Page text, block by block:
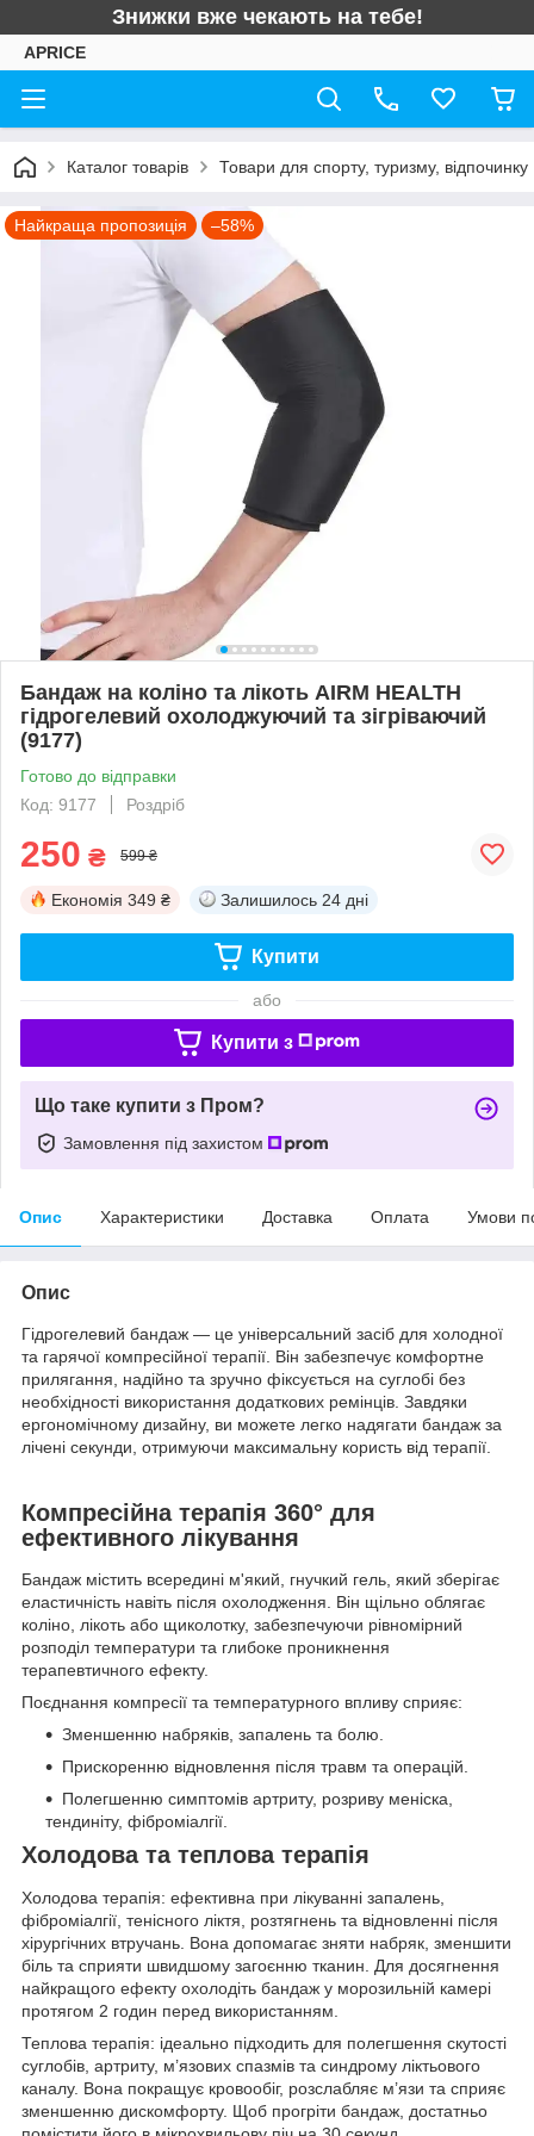
Знижки вже чекають на тебе!
APRICE
Каталог товарів Товари для спорту, туризму, відпочинку
Найкраща пропозиція –58%
Бандаж на коліно та лікоть AIRM HEALTH
гідрогелевий охолоджуючий та зігріваючий
(9177)
Готово до відправки
Код: 9177
Роздріб
250 ₴ 599 ₴
Економія 349 ₴ Залишилось 24 дні
Купити
або
Купити з
Що таке купити з Пром?
Замовлення під захистом
Опис Характеристики Доставка Оплата Умови
Опис
Гідрогелевий бандаж — це універсальний засіб для холодної
та гарячої компресійної терапії. Він забезпечує комфортне
прилягання, надійно та зручно фіксується на суглобі без
необхідності використання додаткових ремінців. Завдяки
ергономічному дизайну, ви можете легко надягати бандаж за
лічені секунди, отримуючи максимальну користь від терапії.
Компресійна терапія 360° для
ефективного лікування
Бандаж містить всередині м'який, гнучкий гель, який зберігає
еластичність навіть після охолодження. Він щільно облягає
коліно, лікоть або щиколотку, забезпечуючи рівномірний
розподіл температури та глибоке проникнення
терапевтичного ефекту.
Поєднання компресії та температурного впливу сприяє:
Зменшенню набряків, запалень та болю.
Прискоренню відновлення після травм та операцій.
Полегшенню симптомів артриту, розриву меніска,
тендиніту, фіброміалгії.
Холодова та теплова терапія
Холодова терапія: ефективна при лікуванні запалень,
фіброміалгії, тенісного ліктя, розтягнень та відновленні після
хірургічних втручань. Вона допомагає зняти набряк, зменшити
біль та сприяти швидшому загоєнню тканин. Для досягнення
найкращого ефекту охолодіть бандаж у морозильній камері
протягом 2 годин перед використанням.
Теплова терапія: ідеально підходить для полегшення скутості
суглобів, артриту, м’язових спазмів та синдрому ліктьового
каналу. Вона покращує кровообіг, розслабляє м’язи та сприяє
зменшенню дискомфорту. Щоб прогріти бандаж, достатньо